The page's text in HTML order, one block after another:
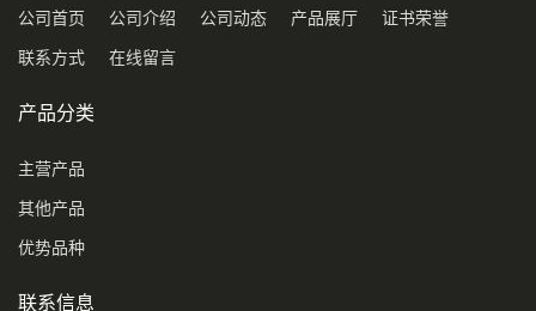
公司首页 公司介绍 公司动态 产品展厅 证书荣誉
联系方式 在线留言
产品分类
主营产品
其他产品
优势品种
联系信息